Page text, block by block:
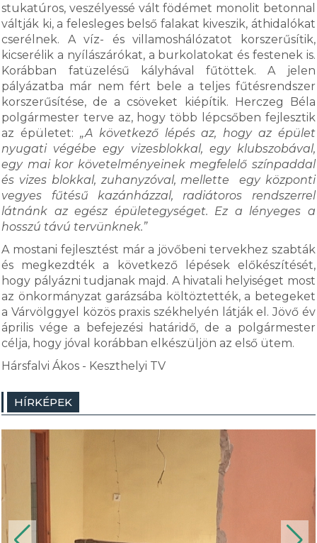
stukatúros, veszélyessé vált födémet monolit betonnal
váltják ki, a felesleges belső falakat kiveszik, áthidalókat
cserélnek. A víz- és villamoshálózatot korszerűsítik,
kicserélik a nyílászárókat, a burkolatokat és festenek is.
Korábban fatüzelésű kályhával fűtöttek. A jelen
pályázatba már nem fért bele a teljes fűtésrendszer
korszerűsítése, de a csöveket kiépítik. Herczeg Béla
polgármester terve az, hogy több lépcsőben fejlesztik
az épületet: „A következő lépés az, hogy az épület
nyugati végébe egy vizesblokkal, egy klubszobával,
egy mai kor követelményeinek megfelelő színpaddal
és vizes blokkal, zuhanyzóval, mellette egy központi
vegyes fűtésű kazánházzal, radiátoros rendszerrel
látnánk az egész épületegységet. Ez a lényeges a
hosszú távú tervünknek.”
A mostani fejlesztést már a jövőbeni tervekhez szabták
és megkezdték a következő lépések előkészítését,
hogy pályázni tudjanak majd. A hivatali helyiséget most
az önkormányzat garázsába költöztették, a betegeket
a Várvölggyel közös praxis székhelyén látják el. Jövő év
április vége a befejezési határidő, de a polgármester
célja, hogy jóval korábban elkészüljön az első ütem.
Hársfalvi Ákos - Keszthelyi TV
HÍRKÉPEK